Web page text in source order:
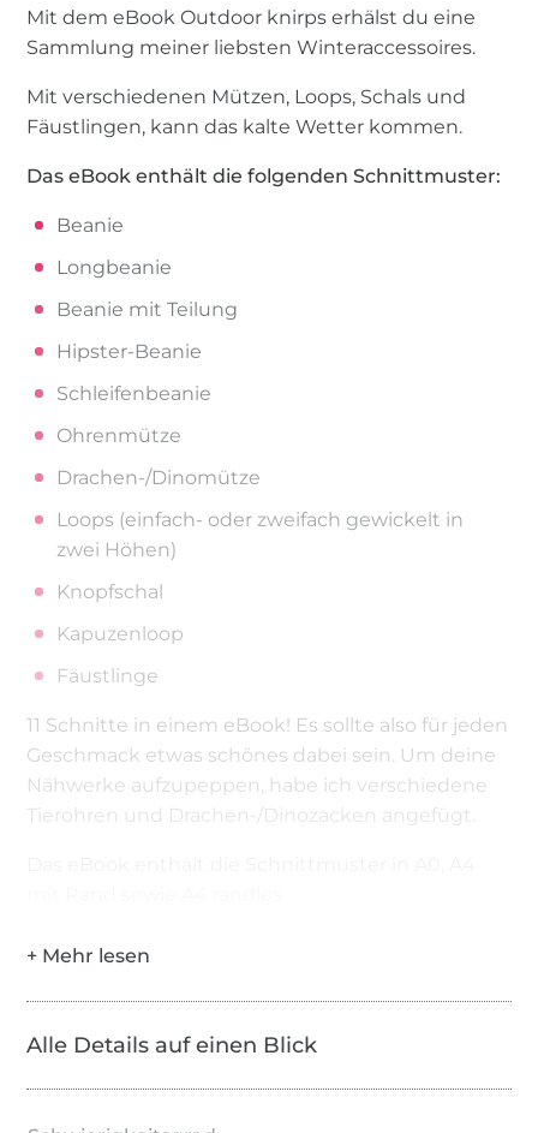
Mit dem eBook Outdoor knirps erhälst du eine
Sammlung meiner liebsten Winteraccessoires.
Mit verschiedenen Mützen, Loops, Schals und
Fäustlingen, kann das kalte Wetter kommen.
Das eBook enthält die folgenden Schnittmuster:
Beanie
Longbeanie
Beanie mit Teilung
Hipster-Beanie
Schleifenbeanie
Ohrenmütze
Drachen-/Dinomütze
Loops (einfach- oder zweifach gewickelt in
zwei Höhen)
Knopfschal
Kapuzenloop
Fäustlinge
11 Schnitte in einem eBook! Es sollte also für jeden
Geschmack etwas schönes dabei sein. Um deine
Nähwerke aufzupeppen, habe ich verschiedene
Tierohren und Drachen-/Dinozacken angefügt.
Alle Details auf einen Blick